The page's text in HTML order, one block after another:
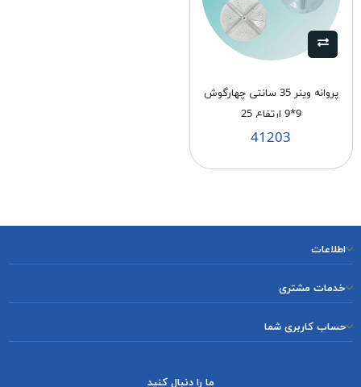
پروانه وینر 35 سانتی چهارگوش
9*9 ارتفاع 25
41203
اطلاعات
خدمات مشتری
حساب کاربری شما
ما را دنبال کنید